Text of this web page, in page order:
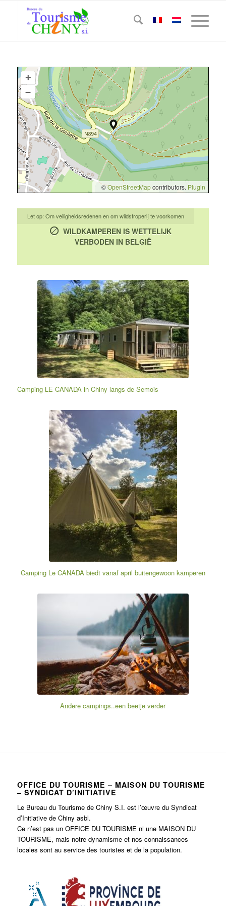
+
–
©OpenStreetMapcontributors. Plugin
Let op: Om veiligheidsredenen en om wildstroperij te voorkomen
WILDKAMPEREN IS WETTELIJK
VERBODEN IN BELGIË
Camping LE CANADA in Chiny langs de Semois
Camping Le CANADA biedt vanaf april buitengewoon kamperen
Andere campings..een beetje verder
OFFICE DU TOURISME – MAISON DU TOURISME
– SYNDICAT D’INITIATIVE
Le Bureau du Tourisme de Chiny S.I. est l’œuvre du Syndicat
d’Initiative de Chiny asbl.
Ce n’est pas un OFFICE DU TOURISME ni une MAISON DU
TOURISME, mais notre dynamisme et nos connaissances
locales sont au service des touristes et de la population.